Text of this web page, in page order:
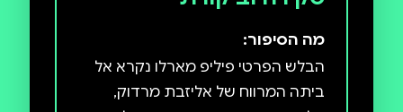
מה הסיפור:
הבלש הפרטי פיליפ מארלו נקרא אל
ביתה המרווח של אליזבת מרדוק,